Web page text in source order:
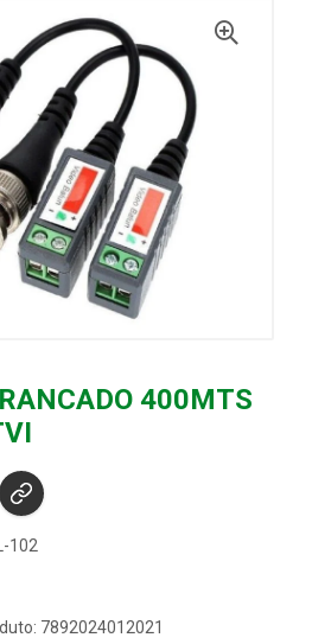
400MTS
102
7892024012021